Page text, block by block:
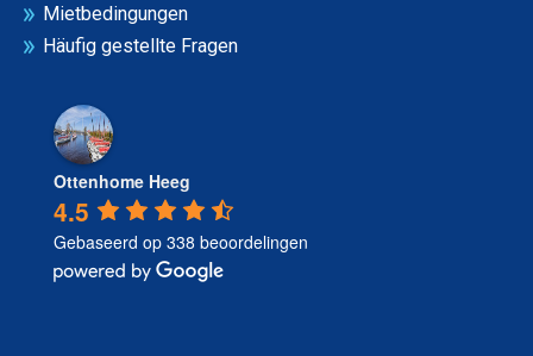
Mietbedingungen
Häufig gestellte Fragen
Ottenhome Heeg
4.5
Gebaseerd op 338 beoordelingen